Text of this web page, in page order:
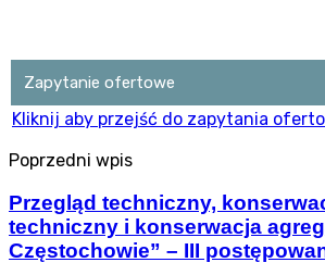
Zapytanie ofertowe
Kliknij aby przejść do zapytania
Poprzedni wpis
Przegląd techniczny,
techniczny i konserwacja
Częstochowie” – III